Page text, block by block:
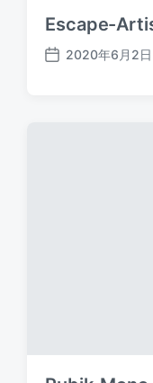
Escape-
发
2020年6月2日